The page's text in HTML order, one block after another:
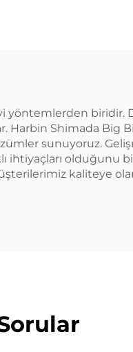
yöntemlerden biridir.
Harbin Shimada Big
sunuyoruz.
ihtiyaçları olduğunu
kaliteye olan